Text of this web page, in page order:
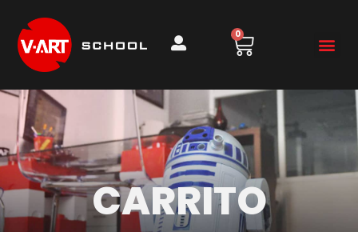
0
CARRITO